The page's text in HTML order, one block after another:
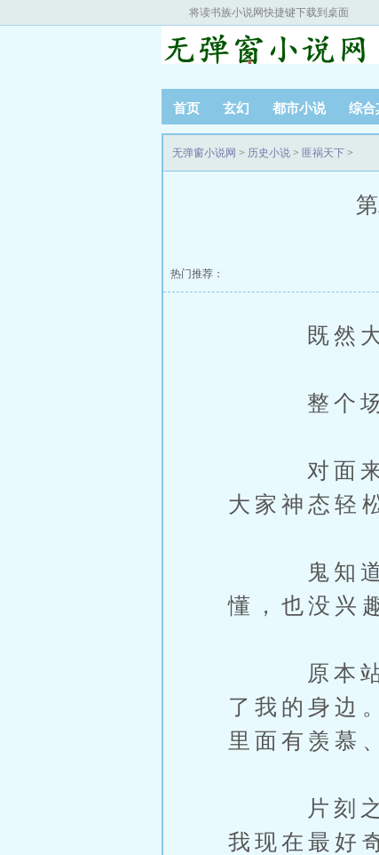
将读书族小说网快捷键下载到桌面
首页 玄幻 都市小说 综合
无弹窗小说网 > 历史小说 > 匪祸天下 >
热门推荐：
既然大家
整个场面
对面来的
大家神态轻
鬼知道他
懂，也没兴
原本站在
了我的身边
里面有羡慕
片刻之後
我现在最好